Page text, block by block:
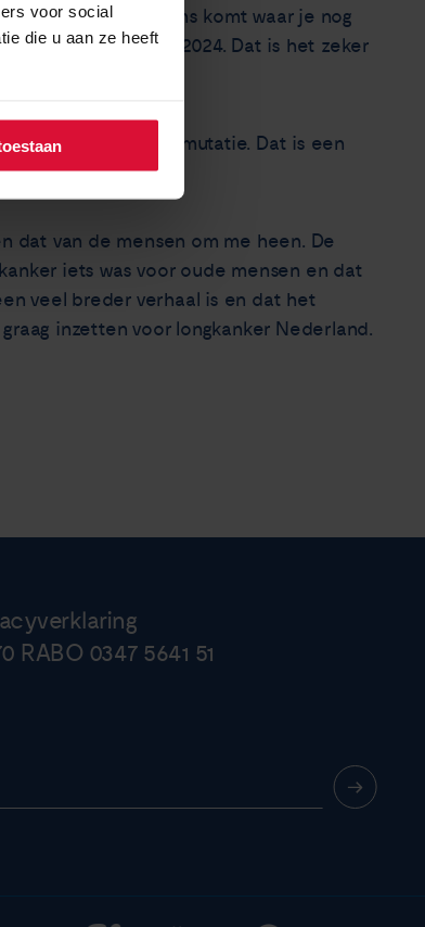
voor social
die u aan ze heeft
idee dat je ergens komt waar je nog
een avontuurlijk 2024. Dat is het zeker
de EGFR exon 20 mutatie. Dat is een
dat van de mensen om me heen. De
iets was voor oude mensen en dat
veel breder verhaal is en dat het
inzetten voor longkanker Nederland.
RABO 0347 5641 51